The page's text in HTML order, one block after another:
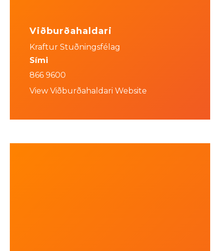
Viðburðahaldari
Kraftur Stuðningsfélag
Sími
866 9600
View Viðburðahaldari Website